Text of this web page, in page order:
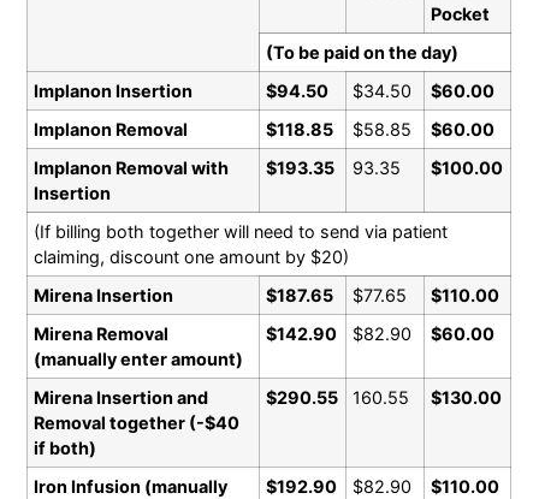
Pocket
(To be paid on the day)
Implanon Insertion
$94.50 $34.50
$60.00
Implanon Removal
$118.85 $58.85
$60.00
Implanon Removal with
Insertion
$193.35 93.35 $100.00
(If billing both together will need to send via patient
claiming, discount one amount by $20)
Mirena Insertion
$187.65 $77.65
$110.00
Mirena Removal
(manually enter amount)
$142.90 $82.90 $60.00
Mirena Insertion and
Removal together (-$40
if both)
$290.55 160.55 $130.00
Iron Infusion (manually
$192.90 $82.90 $110.00